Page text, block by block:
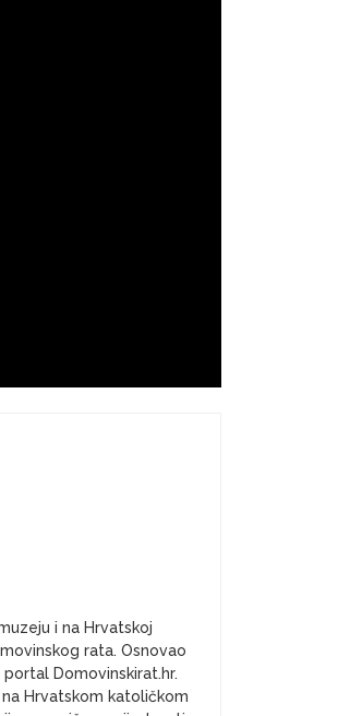
i na Hrvatskoj
rata. Osnovao
Domovinskirat.hr.
Hrvatskom katoličkom